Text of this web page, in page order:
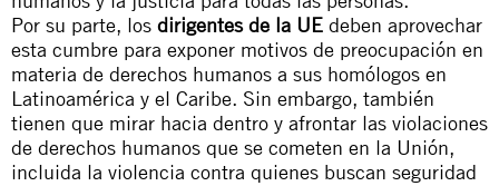
Por su parte, los dirigentes de la UE deben aprovechar
esta cumbre para exponer motivos de preocupación en
materia de derechos humanos a sus homólogos en
Latinoamérica y el Caribe. Sin embargo, también
tienen que mirar hacia dentro y afrontar las violaciones
de derechos humanos que se cometen en la Unión,
incluida la violencia contra quienes buscan seguridad